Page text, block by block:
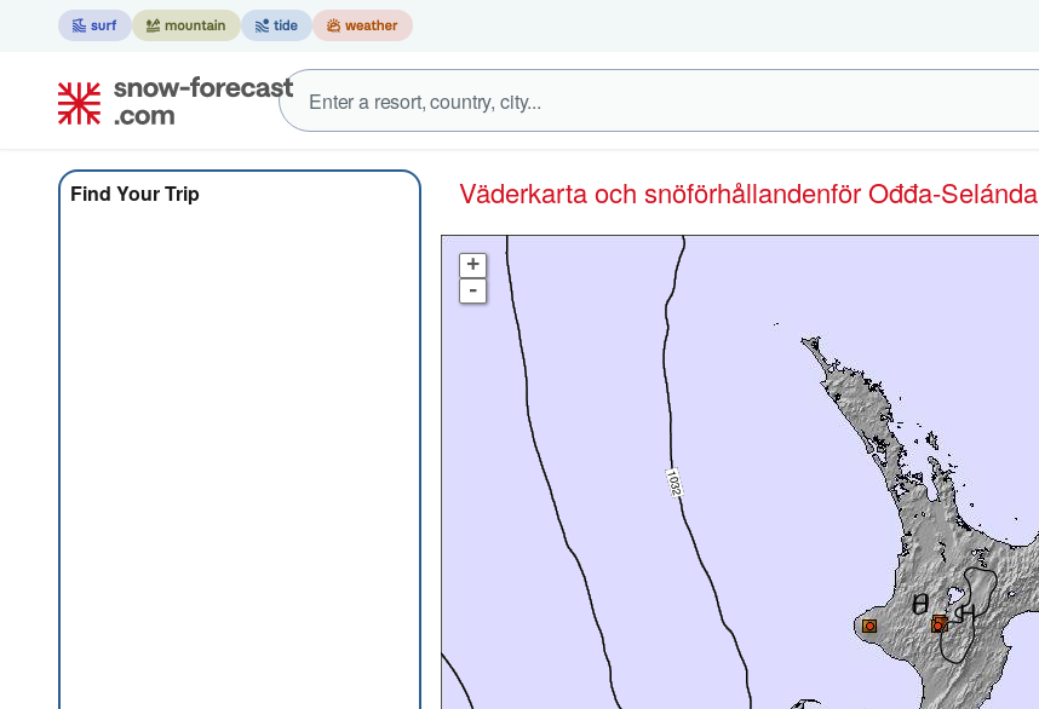
Find Your Trip Väderkarta och snöförhållandenför Ođđa-Selánda
+
-